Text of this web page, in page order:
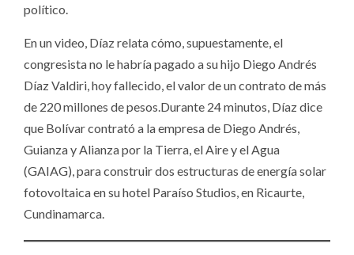
político.
En un video, Díaz relata cómo, supuestamente, el
congresista no le habría pagado a su hijo Diego Andrés
Díaz Valdiri, hoy fallecido, el valor de un contrato de más
de 220 millones de pesos.Durante 24 minutos, Díaz dice
que Bolívar contrató a la empresa de Diego Andrés,
Guianza y Alianza por la Tierra, el Aire y el Agua
(GAIAG), para construir dos estructuras de energía solar
fotovoltaica en su hotel Paraíso Studios, en Ricaurte,
Cundinamarca.